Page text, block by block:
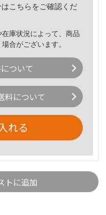
こちら をご確認くだ
庫状況によって、商品
合がございます。
ついて
料について
れる
トに追加